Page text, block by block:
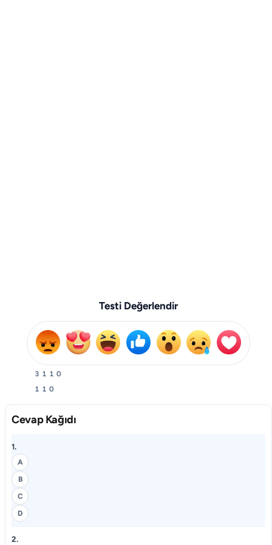
Testi Değerlendir
3 1 1 0
1 1 0
Cevap Kağıdı
1.
A
B
C
D
2.